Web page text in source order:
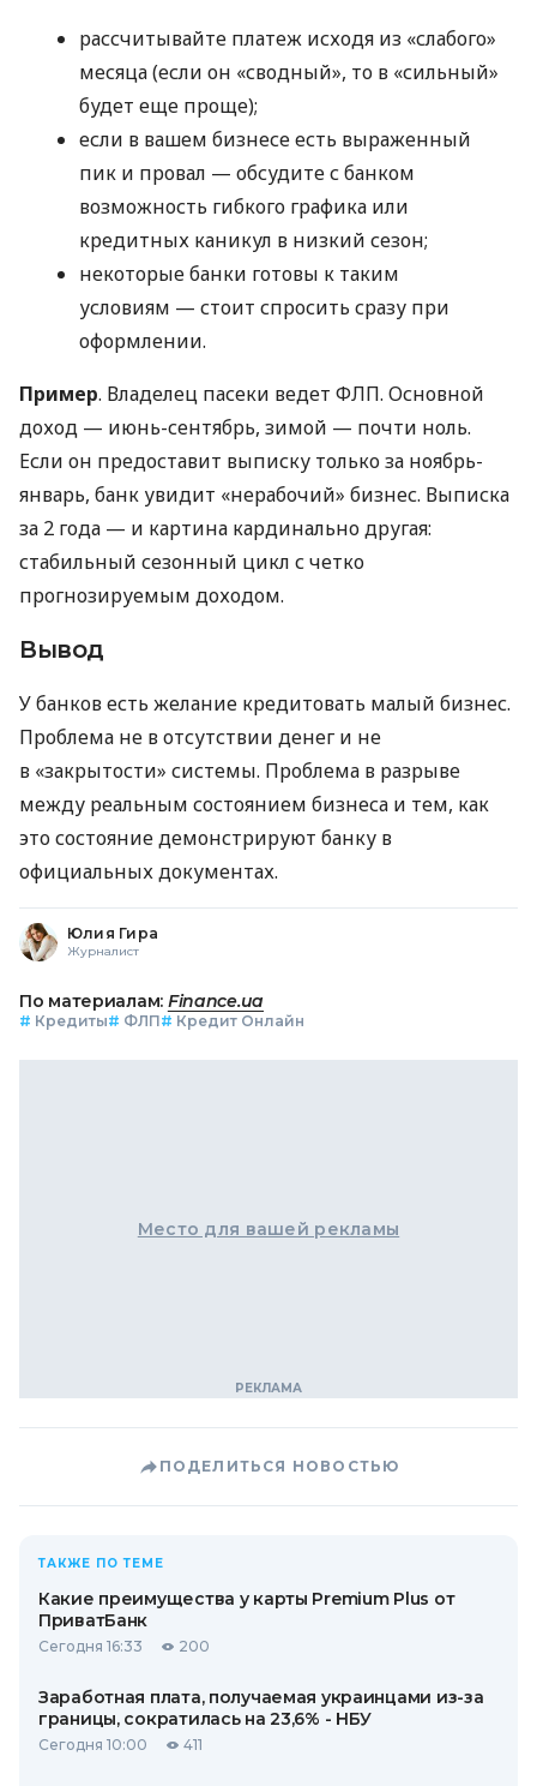
рассчитывайте платеж исходя из «слабого»
месяца (если он «сводный», то в «сильный»
будет еще проще);
если в вашем бизнесе есть выраженный
пик и провал — обсудите с банком
возможность гибкого графика или
кредитных каникул в низкий сезон;
некоторые банки готовы к таким
условиям — стоит спросить сразу при
оформлении.
Пример. Владелец пасеки ведет ФЛП. Основной
доход — июнь-сентябрь, зимой — почти ноль.
Если он предоставит выписку только за ноябрь-
январь, банк увидит «нерабочий» бизнес. Выписка
за 2 года — и картина кардинально другая:
стабильный сезонный цикл с четко
прогнозируемым доходом.
Вывод
У банков есть желание кредитовать малый бизнес.
Проблема не в отсутствии денег и не
в «закрытости» системы. Проблема в разрыве
между реальным состоянием бизнеса и тем, как
это состояние демонстрируют банку в
официальных документах.
Юлия Гира
Журналист
По материалам: Finance.ua
# Кредиты# ФЛП# Кредит Онлайн
Место для вашей рекламы
ПОДЕЛИТЬСЯ НОВОСТЬЮ
ТАКЖЕ ПО ТЕМЕ
Какие преимущества у карты Premium Plus от
ПриватБанк
Сегодня 16:33 200
Заработная плата, получаемая украинцами из-за
границы, сократилась на 23,6% - НБУ
Сегодня 10:00 411